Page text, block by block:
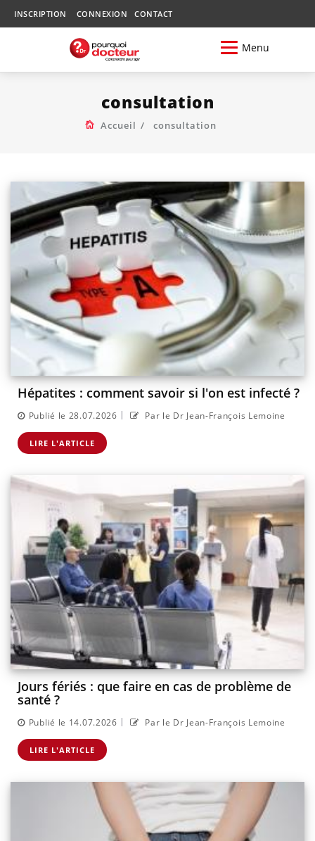
INSCRIPTION CONNEXION CONTACT
Menu
consultation
Accueil consultation
Hépatites : comment savoir si l'on est infecté ?
Publié le 28.07.2026 | Par le Dr Jean-François Lemoine
LIRE L'ARTICLE
Jours fériés : que faire en cas de problème de
santé ?
Publié le 14.07.2026 | Par le Dr Jean-François Lemoine
LIRE L'ARTICLE